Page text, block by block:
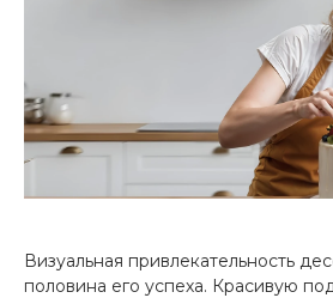
Визуальная привлекательность
половина его успеха. Красивую